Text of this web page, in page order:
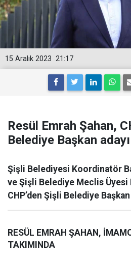
21:17
15 Aralık 2023
Resül Emrah Şahan,
Belediye Başkan
Şişli Belediyesi Koordinatör
ve Şişli Belediye Meclis Üyesi
CHP’den Şişli Belediye
RESÜL EMRAH ŞAHAN,
TAKIMINDA